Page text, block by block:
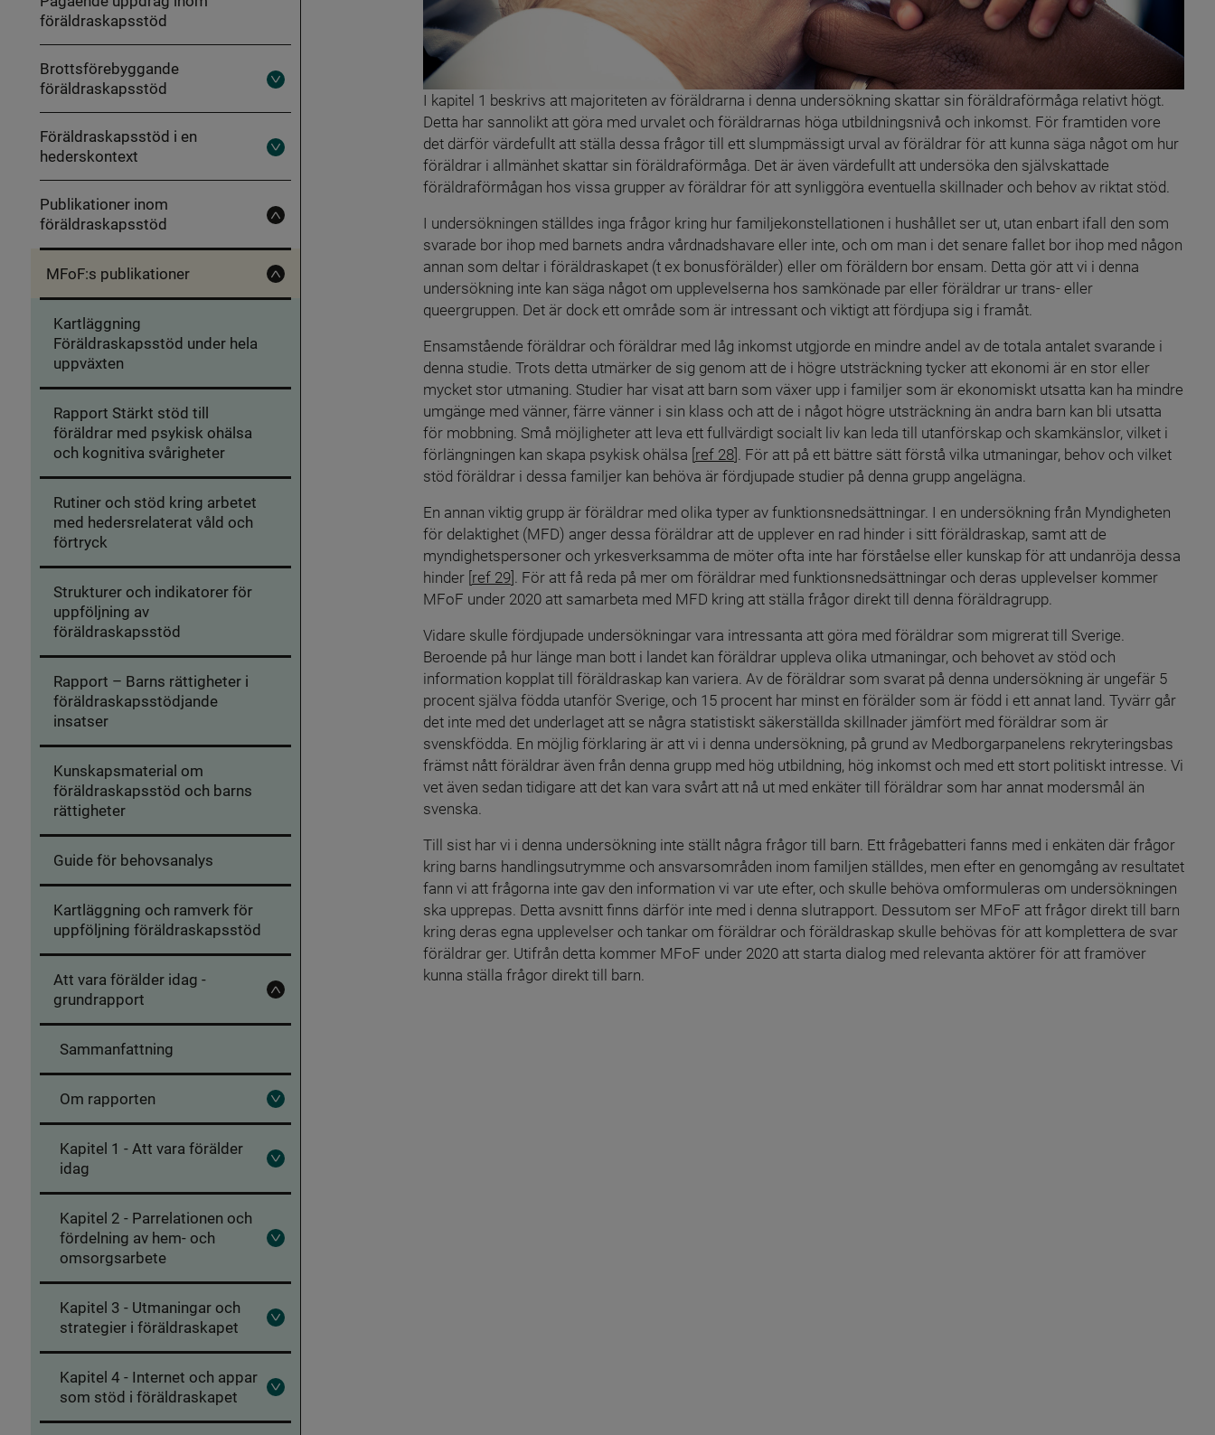
I kapitel 1 beskrivs att majoriteten av föräldrarna i denna undersökning skattar sin föräldraförmåga relativt högt.
Detta har sannolikt att göra med urvalet och föräldrarnas höga utbildningsnivå och inkomst. För framtiden vore
det därför värdefullt att ställa dessa frågor till ett slumpmässigt urval av föräldrar för att kunna säga något om hur
föräldrar i allmänhet skattar sin föräldraförmåga. Det är även värdefullt att undersöka den självskattade
föräldraförmågan hos vissa grupper av föräldrar för att synliggöra eventuella skillnader och behov av riktat stöd.
I undersökningen ställdes inga frågor kring hur familjekonstellationen i hushållet ser ut, utan enbart ifall den som
svarade bor ihop med barnets andra vårdnadshavare eller inte, och om man i det senare fallet bor ihop med någon
annan som deltar i föräldraskapet (t ex bonusförälder) eller om föräldern bor ensam. Detta gör att vi i denna
undersökning inte kan säga något om upplevelserna hos samkönade par eller föräldrar ur trans- eller
queergruppen. Det är dock ett område som är intressant och viktigt att fördjupa sig i framåt.
Ensamstående föräldrar och föräldrar med låg inkomst utgjorde en mindre andel av de totala antalet svarande i
denna studie. Trots detta utmärker de sig genom att de i högre utsträckning tycker att ekonomi är en stor eller
mycket stor utmaning. Studier har visat att barn som växer upp i familjer som är ekonomiskt utsatta kan ha mindre
umgänge med vänner, färre vänner i sin klass och att de i något högre utsträckning än andra barn kan bli utsatta
för mobbning. Små möjligheter att leva ett fullvärdigt socialt liv kan leda till utanförskap och skamkänslor, vilket i
förlängningen kan skapa psykisk ohälsa [ref 28]. För att på ett bättre sätt förstå vilka utmaningar, behov och vilket
stöd föräldrar i dessa familjer kan behöva är fördjupade studier på denna grupp angelägna.
En annan viktig grupp är föräldrar med olika typer av funktionsnedsättningar. I en undersökning från Myndigheten
för delaktighet (MFD) anger dessa föräldrar att de upplever en rad hinder i sitt föräldraskap, samt att de
myndighetspersoner och yrkesverksamma de möter ofta inte har förståelse eller kunskap för att undanröja dessa
hinder [ref 29]. För att få reda på mer om föräldrar med funktionsnedsättningar och deras upplevelser kommer
MFoF under 2020 att samarbeta med MFD kring att ställa frågor direkt till denna föräldragrupp.
Vidare skulle fördjupade undersökningar vara intressanta att göra med föräldrar som migrerat till Sverige.
Beroende på hur länge man bott i landet kan föräldrar uppleva olika utmaningar, och behovet av stöd och
information kopplat till föräldraskap kan variera. Av de föräldrar som svarat på denna undersökning är ungefär 5
procent själva födda utanför Sverige, och 15 procent har minst en förälder som är född i ett annat land. Tyvärr går
det inte med det underlaget att se några statistiskt säkerställda skillnader jämfört med föräldrar som är
svenskfödda. En möjlig förklaring är att vi i denna undersökning, på grund av Medborgarpanelens rekryteringsbas
främst nått föräldrar även från denna grupp med hög utbildning, hög inkomst och med ett stort politiskt intresse. Vi
vet även sedan tidigare att det kan vara svårt att nå ut med enkäter till föräldrar som har annat modersmål än
svenska.
Till sist har vi i denna undersökning inte ställt några frågor till barn. Ett frågebatteri fanns med i enkäten där frågor
kring barns handlingsutrymme och ansvarsområden inom familjen ställdes, men efter en genomgång av resultatet
fann vi att frågorna inte gav den information vi var ute efter, och skulle behöva omformuleras om undersökningen
ska upprepas. Detta avsnitt finns därför inte med i denna slutrapport. Dessutom ser MFoF att frågor direkt till barn
kring deras egna upplevelser och tankar om föräldrar och föräldraskap skulle behövas för att komplettera de svar
föräldrar ger. Utifrån detta kommer MFoF under 2020 att starta dialog med relevanta aktörer för att framöver
kunna ställa frågor direkt till barn.
föräldraskapsstöd
Brottsförebyggande
föräldraskapsstöd
Fäll
Brottsförebyggande
Föräldraskapsstöd i en
hederskontext
Fäll
Föräldraskapsstöd
en
hederskontext
Publikationer inom
föräldraskapsstöd
Fäll
Publikationer
inom
föräldraskapsstöd
MFoF:s publikationer
Fäll
in
Kartläggning
Föräldraskapsstöd under hela
uppväxten
Rapport Stärkt stöd till
föräldrar med psykisk ohälsa
och kognitiva svårigheter
Rutiner och stöd kring arbetet
med hedersrelaterat våld och
förtryck
Strukturer och indikatorer för
uppföljning av
föräldraskapsstöd
Rapport – Barns rättigheter i
föräldraskapsstödjande
insatser
Kunskapsmaterial om
föräldraskapsstöd och barns
rättigheter
Guide för behovsanalys
Kartläggning och ramverk för
uppföljning föräldraskapsstöd
Att vara förälder idag -
grundrapport
Fäll
Att
-
grundrapport
Sammanfattning
Om rapporten
Fäll
ut
rapporten
Kapitel 1 - Att vara förälder
idag
Fäll
Kapitel
Att
vara
Kapitel 2 - Parrelationen och
fördelning av hem- och
omsorgsarbete
Fäll
2
Parrelationen
och
av
och
omsorgsarbete
Kapitel 3 - Utmaningar och
strategier i föräldraskapet
Fäll
Kapitel
-
Utmaningar
strategier
Kapitel 4 - Internet och appar
som stöd i föräldraskapet
Fäll
Kapitel